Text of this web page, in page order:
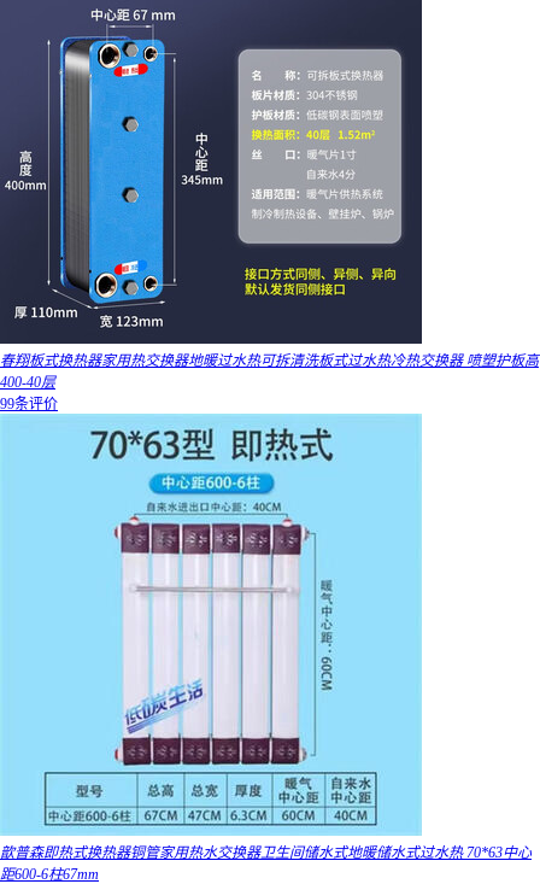
春翔板式换热器家用热交换器地暖过水热可拆清洗板式过水热冷热交换器 喷塑护板高
400-40层
99条评价
歆普森即热式换热器铜管家用热水交换器卫生间储水式地暖储水式过水热 70*63中心
距600-6柱67mm